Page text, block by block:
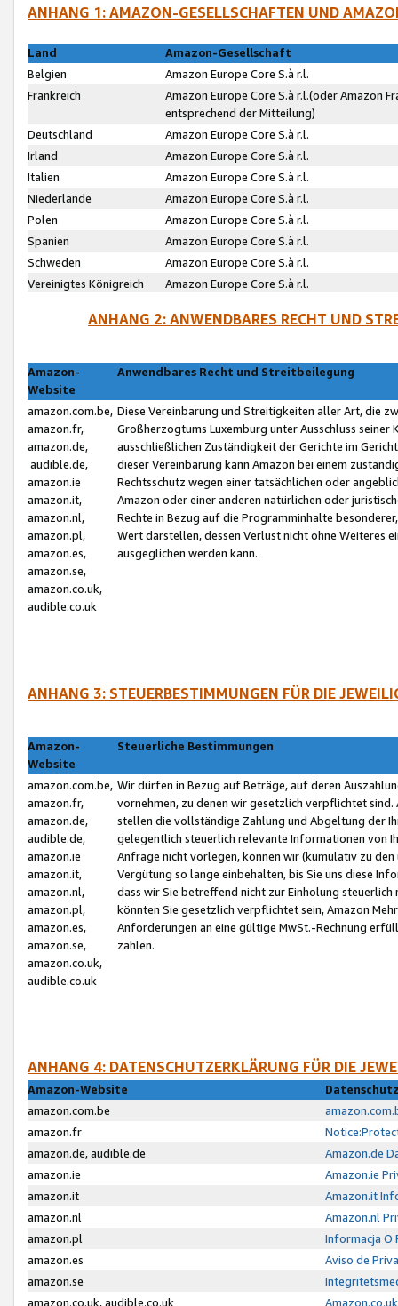
ANHANG 1: AMAZON-GESELLSCHAFTEN UND
Land
Amazon-Gesellschaft
Belgien
Amazon Europe Core S.à r.l.
Frankreich
Amazon Europe Core S.à r.l.(oder Amazon
entsprechend der Mitteilung)
Deutschland
Amazon Europe Core S.à r.l.
Irland
Amazon Europe Core S.à r.l.
Italien
Amazon Europe Core S.à r.l.
Niederlande
Amazon Europe Core S.à r.l.
Polen
Amazon Europe Core S.à r.l.
Spanien
Amazon Europe Core S.à r.l.
Schweden
Amazon Europe Core S.à r.l.
Vereinigtes Königreich
Amazon Europe Core S.à r.l.
ANHANG 2: ANWENDBARES RECHT UND
Amazon-
Website
Anwendbares Recht und Streitbeilegung
amazon.com.be,
amazon.fr,
amazon.de,
audible.de,
amazon.ie
amazon.it,
amazon.nl,
amazon.pl,
amazon.es,
amazon.se,
amazon.co.uk,
audible.co.uk
Diese Vereinbarung und Streitigkeiten aller Art, die
Großherzogtums Luxemburg unter Ausschluss
ausschließlichen Zuständigkeit der Gerichte im
dieser Vereinbarung kann Amazon bei einem
Rechtsschutz wegen einer tatsächlichen oder
Amazon oder einer anderen natürlichen oder
Rechte in Bezug auf die Programminhalte
Wert darstellen, dessen Verlust nicht ohne Weiteres
ausgeglichen werden kann.
ANHANG 3: STEUERBESTIMMUNGEN FÜR DIE
Amazon-
Website
Steuerliche Bestimmungen
amazon.com.be,
amazon.fr,
amazon.de,
audible.de,
amazon.ie
amazon.it,
amazon.nl,
amazon.pl,
amazon.es,
amazon.se,
amazon.co.uk,
audible.co.uk
Wir dürfen in Bezug auf Beträge, auf deren
vornehmen, zu denen wir gesetzlich verpflichtet
stellen die vollständige Zahlung und Abgeltung der
gelegentlich steuerlich relevante Informationen von
Anfrage nicht vorlegen, können wir (kumulativ zu
Vergütung so lange einbehalten, bis Sie uns diese
dass wir Sie betreffend nicht zur Einholung
könnten Sie gesetzlich verpflichtet sein, Amazon
Anforderungen an eine gültige MwSt.-Rechnung
zahlen.
ANHANG 4: DATENSCHUTZERKLÄRUNG FÜR DIE
Amazon-Website
amazon.com.be
amazon.fr
amazon.de, audible.de
Amazon.de
amazon.ie
Amazon.ie
amazon.it
Amazon.it
amazon.nl
Amazon.nl
amazon.pl
Informacja O
amazon.es
Aviso de
amazon.se
amazon.co.uk, audible.co.uk